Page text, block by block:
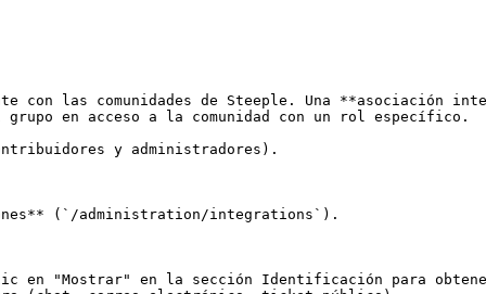
con las comunidades de Steeple. Una **asociación
en acceso a la comunidad con un rol específico.
y administradores).
(`/administration/integrations`).
en "Mostrar" en la sección Identificación para